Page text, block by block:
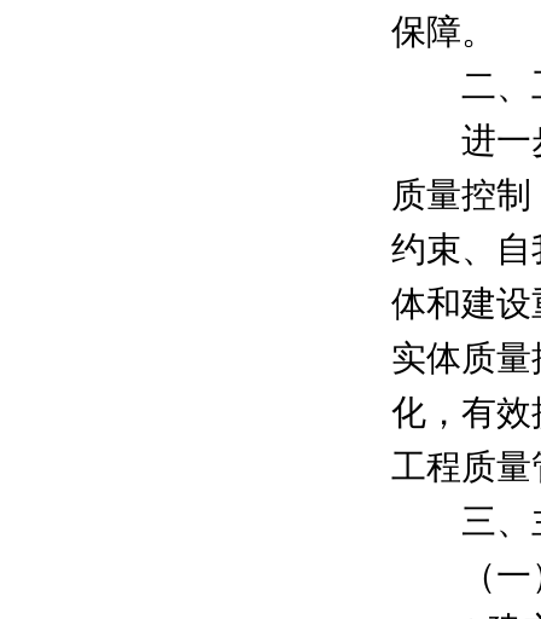
保障。
二、
进一步
质量控
约束、
体和建
实体质
化，有效
工程质
三、
（一）